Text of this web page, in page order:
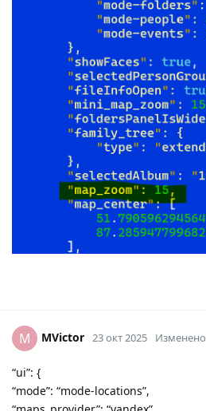
M MVictor 23 окт 2025 Изменено
“ui”: {
“mode”: “mode-locations”,